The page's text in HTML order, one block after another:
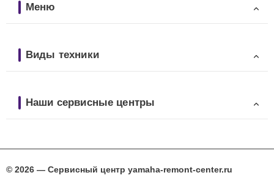
Меню
Виды техники
Наши сервисные центры
© 2026 — Сервисный центр yamaha-remont-center.ru